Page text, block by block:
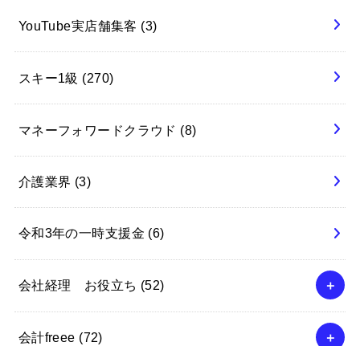
YouTube実店舗集客 (3)
スキー1級 (270)
マネーフォワードクラウド (8)
介護業界 (3)
令和3年の一時支援金 (6)
会社経理 お役立ち (52)
会計freee (72)